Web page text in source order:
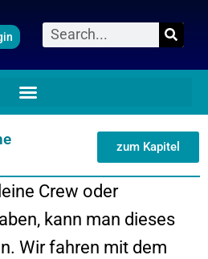
Suche
zum Kapitel
Crew oder
kann man dieses
Wir fahren mit dem